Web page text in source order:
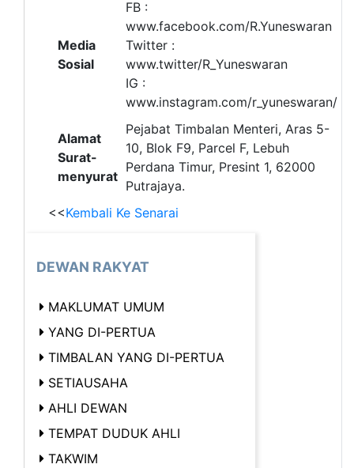
Media
Sosial
FB :
www.facebook.com/R.Yuneswaran
Twitter :
www.twitter/R_Yuneswaran
IG :
www.instagram.com/r_yuneswaran/
Alamat
Surat-
menyurat
Pejabat Timbalan Menteri, Aras 5-
10, Blok F9, Parcel F, Lebuh
Perdana Timur, Presint 1, 62000
Putrajaya.
<<Kembali Ke Senarai
DEWAN RAKYAT
MAKLUMAT UMUM
YANG DI-PERTUA
TIMBALAN YANG DI-PERTUA
SETIAUSAHA
AHLI DEWAN
TEMPAT DUDUK AHLI
TAKWIM